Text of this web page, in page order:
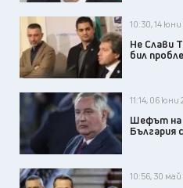
10:30, 14
Не Слави
бил
11:14, 06 юни
Шефът на
България
10:56, 30